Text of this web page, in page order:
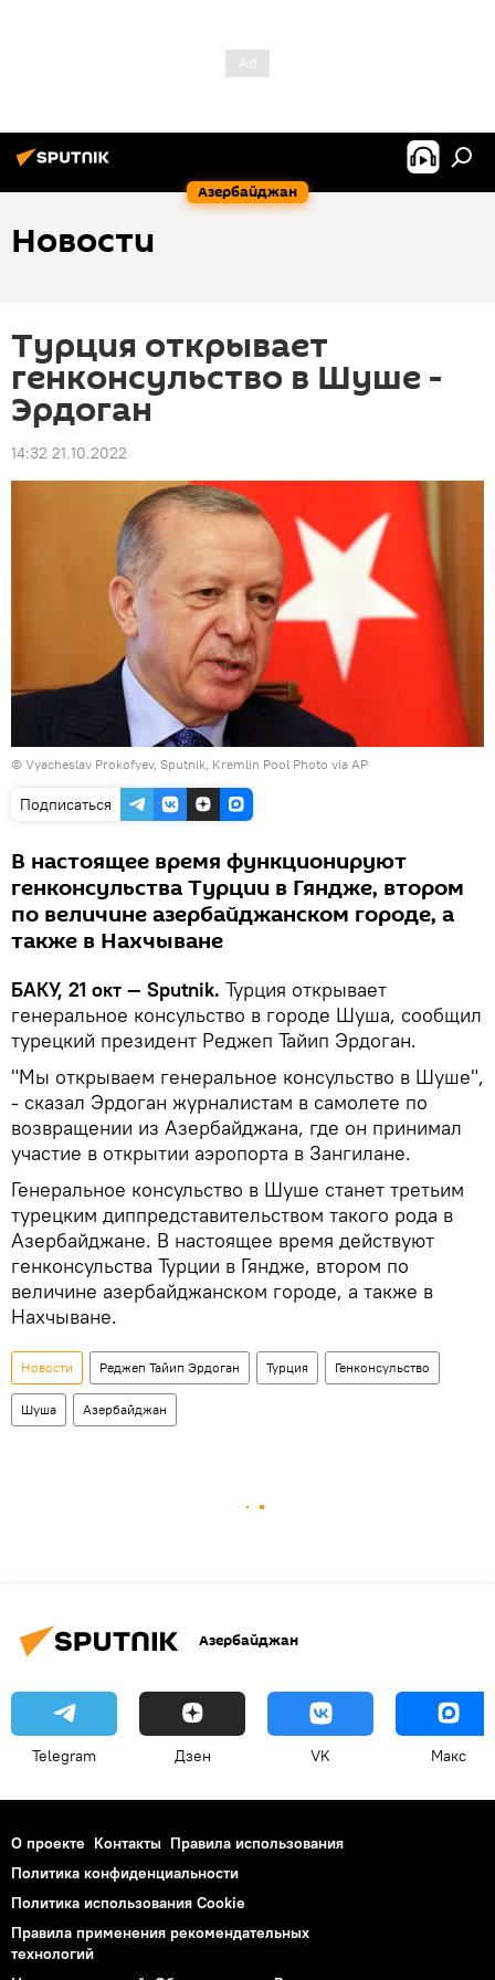
Азербайджан
Новости
Турция открывает
генконсульство в Шуше -
Эрдоган
14:32 21.10.2022
© Vyacheslav Prokofyev, Sputnik, Kremlin Pool Photo via AP
Подписаться
В настоящее время функционируют
генконсульства Турции в Гяндже, втором
по величине азербайджанском городе, а
также в Нахчыване
БАКУ, 21 окт — Sputnik. Турция открывает
генеральное консульство в городе Шуша, сообщил
турецкий президент Реджеп Тайип Эрдоган.
"Мы открываем генеральное консульство в Шуше",
- сказал Эрдоган журналистам в самолете по
возвращении из Азербайджана, где он принимал
участие в открытии аэропорта в Зангилане.
Генеральное консульство в Шуше станет третьим
турецким диппредставительством такого рода в
Азербайджане. В настоящее время действуют
генконсульства Турции в Гяндже, втором по
величине азербайджанском городе, а также в
Нахчыване.
Новости Реджеп Тайип Эрдоган Турция Генконсульство
Шуша Азербайджан
Азербайджан
Telegram Дзен VK Макс
О проекте Контакты Правила использования
Политика конфиденциальности
Политика использования Cookie
Правила применения рекомендательных
технологий